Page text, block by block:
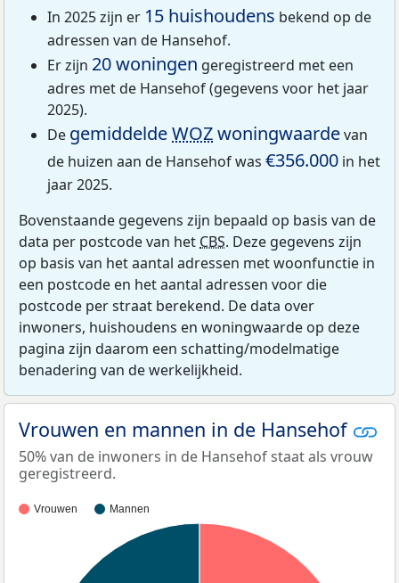
In 2025 zijn er 15 huishoudens bekend op de
adressen van de Hansehof.
Er zijn 20 woningen geregistreerd met een
adres met de Hansehof (gegevens voor het jaar
2025).
De gemiddeldeWOZwoningwaardevan
de huizen aan de Hansehof was €356.000 in het
jaar 2025.
Bovenstaande gegevens zijn bepaald op basis van de
data per postcode van het CBS. Deze gegevens zijn
op basis van het aantal adressen met woonfunctie in
een postcode en het aantal adressen voor die
postcode per straat berekend. De data over
inwoners, huishoudens en woningwaarde op deze
pagina zijn daarom een schatting/modelmatige
benadering van de werkelijkheid.
Vrouwen en mannen in de Hansehof
50% van de inwoners in de Hansehof staat als vrouw
geregistreerd.
Vrouwen Mannen